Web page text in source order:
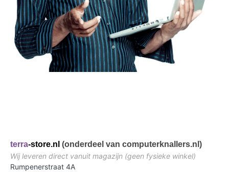
terra-store.nl (onderdeel van computerknallers.nl)
Wij leveren direct vanuit magazijn (geen fysieke winkel)
Rumpenerstraat 4A